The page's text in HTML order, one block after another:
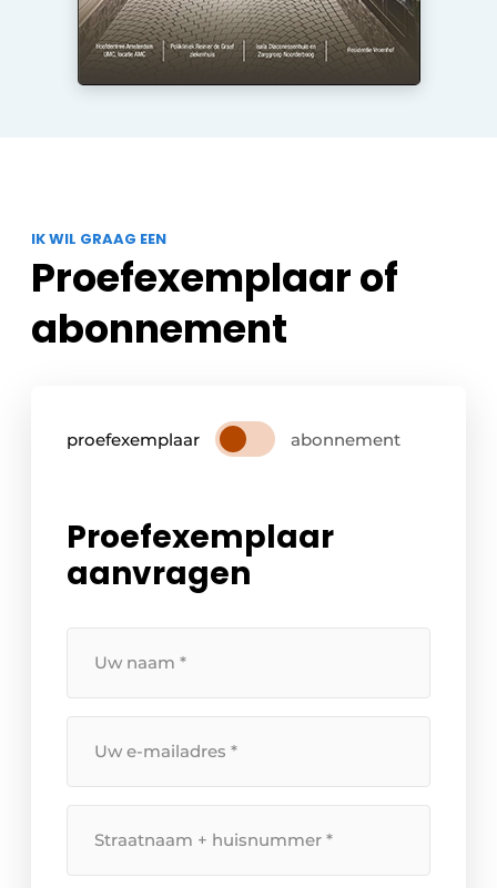
IK WIL GRAAG EEN
Proefexemplaar of
abonnement
proefexemplaar abonnement
Proefexemplaar
aanvragen
naam*
mailadres*
huisnummer*